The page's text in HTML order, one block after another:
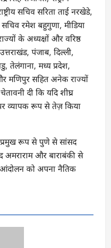
सचिव सरिता ताई नरखेडे,
सचिव रमेश बहुगुणा, मीडिया
के अध्यक्षों और वरिष्ठ
पंजाब, दिल्ली,
तेलंगाना, मध्य प्रदेश,
मणिपुर सहित अनेक राज्यों
दी कि यदि शीघ्र
पर व्यापक रूप से तेज़ किया
प्रमुख रूप से पुणे से सांसद
अमराराम और बाराबंकी से
को अपना नैतिक